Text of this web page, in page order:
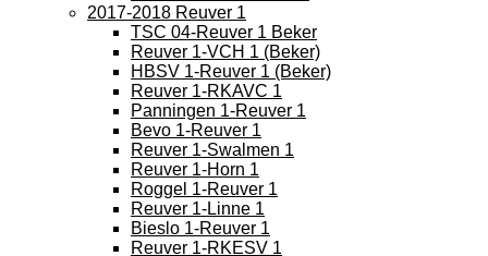
2017-2018 Reuver 1
TSC 04-Reuver 1 Beker
Reuver 1-VCH 1 (Beker)
HBSV 1-Reuver 1 (Beker)
Reuver 1-RKAVC 1
Panningen 1-Reuver 1
Bevo 1-Reuver 1
Reuver 1-Swalmen 1
Reuver 1-Horn 1
Roggel 1-Reuver 1
Reuver 1-Linne 1
Bieslo 1-Reuver 1
Reuver 1-RKESV 1